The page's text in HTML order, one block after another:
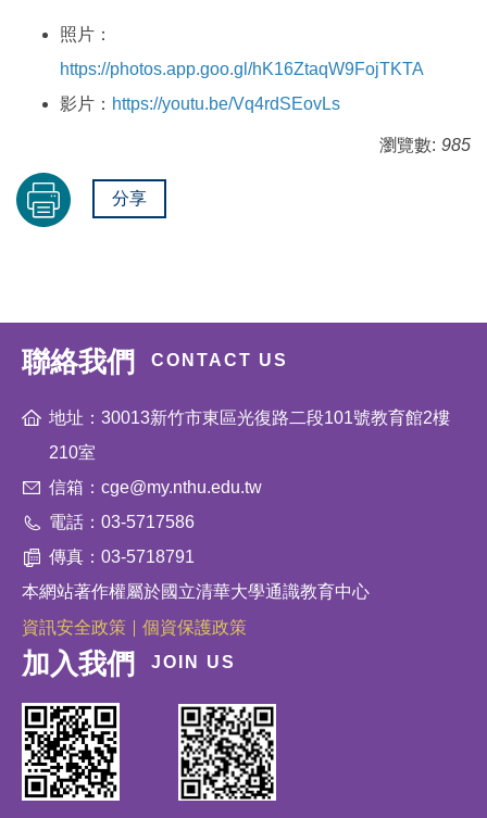
照片：
https://photos.app.goo.gl/hK16ZtaqW9FojTKTA
影片： https://youtu.be/Vq4rdSEovLs
瀏覽數: 985
分享
聯絡我們 CONTACT US
地址：30013新竹市東區光復路二段101號教育館2樓
210室
信箱：cge@my.nthu.edu.tw
電話：03-5717586
傳真：03-5718791
本網站著作權屬於國立清華大學通識教育中心
資訊安全政策
個資保護政策
加入我們 JOIN US